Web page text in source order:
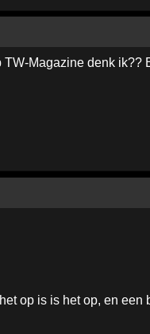
Magazine denk
op is is het op, en